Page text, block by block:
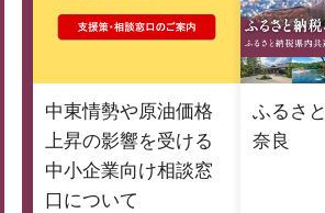
中東情勢や原油価格
上昇の影響を受ける
中小企業向け相談窓
口について
ふるさ
奈良